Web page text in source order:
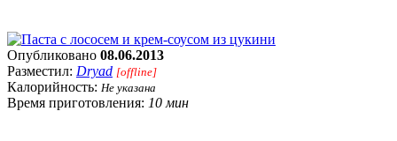
Опубликовано 08.06.2013
Разместил: Dryad [offline]
Калорийность: Не указана
Время приготовления: 10 мин